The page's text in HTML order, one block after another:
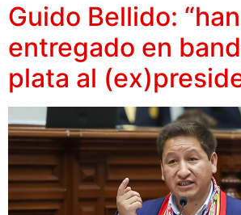
Guido Bellido: “han
entregado en
plata al